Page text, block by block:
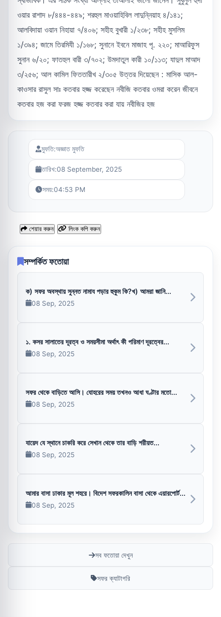
ওয়ার রাশাদ ৮/৪৪৪-৪৪৯; শরহুল মাওয়াহিবিল লাদুন্নিয়াহ ৪/১৪১;
আলবিদায়া ওয়ান নিহায়া ৭/৪০৬; সহীহ বুখারী ১/২৩৮; সহীহ মুসলিম
১/৩৯৪; জামে তিরমিযী ১/১৬৮; সুনানে ইবনে মাজাহ পৃ. ২২০; মাআরিফুস
সুনান ৬/২০; ফাতহুল বারী ৩/৭০২; উমদাতুল কারী ১০/১১৩; যাদুল মাআদ
৩/২৫৬; আল কামিল ফিততারীখ ২/৩০৫ উত্তর দিয়েছেন : মাসিক আল-
কাওসার রাসুল সাঃ কতবার হজ্জ করেছেন নবীজি কতবার ওমরা করেন জীবনে
কতবার হজ করা ফরজ হজ্জ কতবার করা যায় নবীজির হজ
মুফতি:অজ্ঞাত মুফতি
তারিখ:08 September, 2025
সময়:04:53 PM
শেয়ার করুন লিংক কপি করুন
সম্পর্কিত ফতোয়া
ক) সফর অবস্থায় সুন্নত নামায পড়ার হুকুম কি?খ) আমরা জানি...
08 Sep, 2025
১. কসর সালাতের দূরত্ব ও সময়সীমা অর্থাৎ কী পরিমাণ দূরত্বের...
08 Sep, 2025
সফর থেকে বাড়িতে আসি। যোহরের সময় তখনও আধা ঘণ্টার মতো...
08 Sep, 2025
যায়েদ যে স্থানে চাকরি করে সেখান থেকে তার বাড়ি শরীয়ত...
08 Sep, 2025
আমার বাসা ঢাকার মূল শহরে। বিদেশ সফরকালিন বাসা থেকে এয়ারপোর্ট...
08 Sep, 2025
সব ফতোয়া দেখুন
সফর ক্যাটাগরি